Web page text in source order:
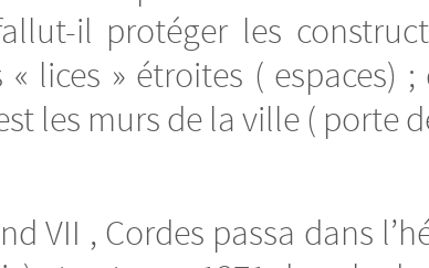
il protéger les
lices » étroites ( espaces)
les murs de la ville ( porte
VII , Cordes passa dans